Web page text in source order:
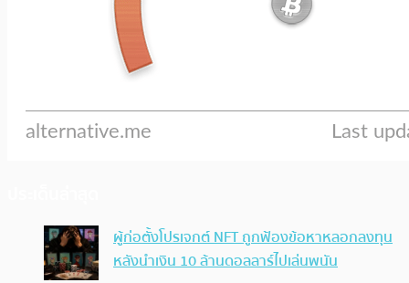
ผู้ก่อตั้งโปรเจกต์ NFT ถูกฟ้องข้อหาหลอกลงทุน
หลังนำเงิน 10 ล้านดอลลาร์ไปเล่นพนัน